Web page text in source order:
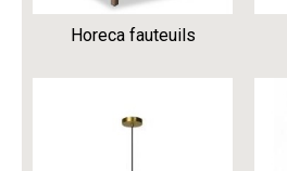
Horeca fauteuils